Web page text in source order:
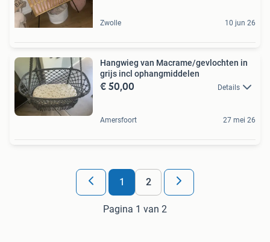
Zwolle 10 jun 26
Hangwieg van Macrame/gevlochten in
grijs incl ophangmiddelen
€ 50,00 Details
Amersfoort 27 mei 26
1 2
Pagina 1 van 2